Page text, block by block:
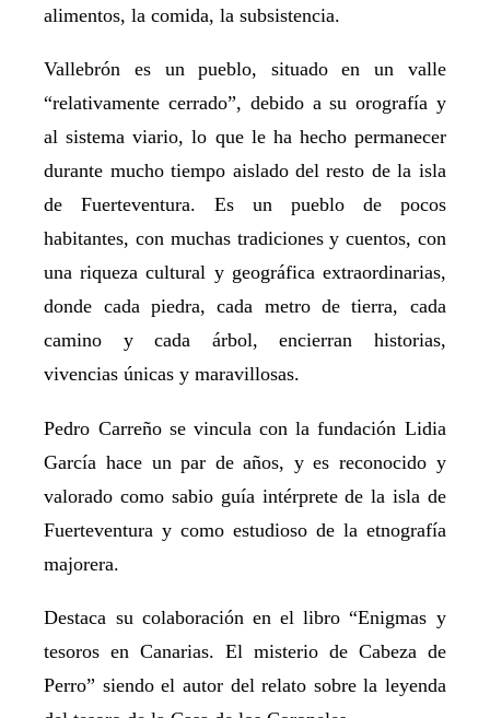
alimentos, la comida, la subsistencia.
Vallebrón es un pueblo, situado en un valle
“relativamente cerrado”, debido a su orografía y
al sistema viario, lo que le ha hecho permanecer
durante mucho tiempo aislado del resto de la isla
de Fuerteventura. Es un pueblo de pocos
habitantes, con muchas tradiciones y cuentos, con
una riqueza cultural y geográfica extraordinarias,
donde cada piedra, cada metro de tierra, cada
camino y cada árbol, encierran historias,
vivencias únicas y maravillosas.
Pedro Carreño se vincula con la fundación Lidia
García hace un par de años, y es reconocido y
valorado como sabio guía intérprete de la isla de
Fuerteventura y como estudioso de la etnografía
majorera.
Destaca su colaboración en el libro “Enigmas y
tesoros en Canarias. El misterio de Cabeza de
Perro” siendo el autor del relato sobre la leyenda